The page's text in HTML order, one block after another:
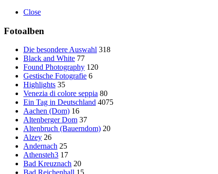
Close
Fotoalben
Die besondere Auswahl 318
Black and White 77
Found Photography 120
Gestische Fotografie 6
Highlights 35
Venezia di colore seppia 80
Ein Tag in Deutschland 4075
Aachen (Dom) 16
Altenberger Dom 37
Altenbruch (Bauerndom) 20
Alzey 26
Andernach 25
Athensteh3 17
Bad Kreuznach 20